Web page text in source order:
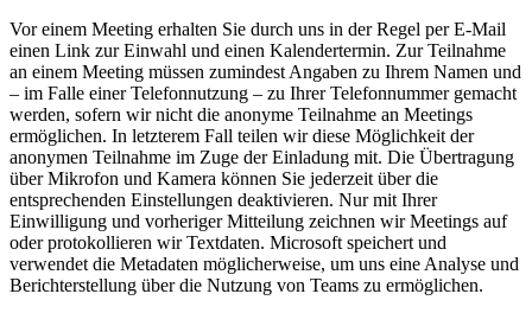
Vor einem Meeting erhalten Sie durch uns in der Regel per E-Mail
einen Link zur Einwahl und einen Kalendertermin. Zur Teilnahme
an einem Meeting müssen zumindest Angaben zu Ihrem Namen und
– im Falle einer Telefonnutzung – zu Ihrer Telefonnummer gemacht
werden, sofern wir nicht die anonyme Teilnahme an Meetings
ermöglichen. In letzterem Fall teilen wir diese Möglichkeit der
anonymen Teilnahme im Zuge der Einladung mit. Die Übertragung
über Mikrofon und Kamera können Sie jederzeit über die
entsprechenden Einstellungen deaktivieren. Nur mit Ihrer
Einwilligung und vorheriger Mitteilung zeichnen wir Meetings auf
oder protokollieren wir Textdaten. Microsoft speichert und
verwendet die Metadaten möglicherweise, um uns eine Analyse und
Berichterstellung über die Nutzung von Teams zu ermöglichen.